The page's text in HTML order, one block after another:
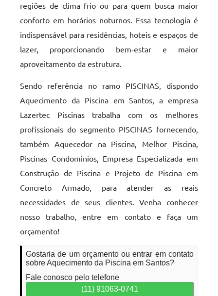
regiões de clima frio ou para quem busca maior
conforto em horários noturnos. Essa tecnologia é
indispensável para residências, hoteis e espaços de
lazer, proporcionando bem-estar e maior
aproveitamento da estrutura.
Sendo referência no ramo PISCINAS, dispondo
Aquecimento da Piscina em Santos, a empresa
Lazertec Piscinas trabalha com os melhores
profissionais do segmento PISCINAS fornecendo,
também Aquecedor na Piscina, Melhor Piscina,
Piscinas Condominios, Empresa Especializada em
Construção de Piscina e Projeto de Piscina em
Concreto Armado, para atender as reais
necessidades de seus clientes. Venha conhecer
nosso trabalho, entre em contato e faça um
orçamento!
Gostaria de um orçamento ou entrar em contato
sobre Aquecimento da Piscina em Santos?
Fale conosco pelo telefone
(11) 91063-0741